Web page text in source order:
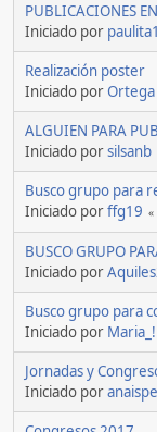
PUBLICACIONES
Iniciado por
Realización poster
Iniciado porOrtega
ALGUIEN PARA
Iniciado porsilsanb
Busco grupo para
Iniciado porffg19
BUSCO GRUPO
Iniciado por
Busco grupo para
Iniciado por
Jornadas y
Iniciado por